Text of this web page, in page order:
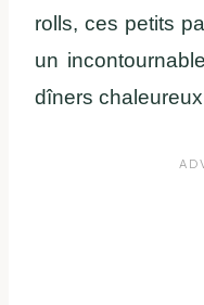
rolls, ces petits
un
dîners